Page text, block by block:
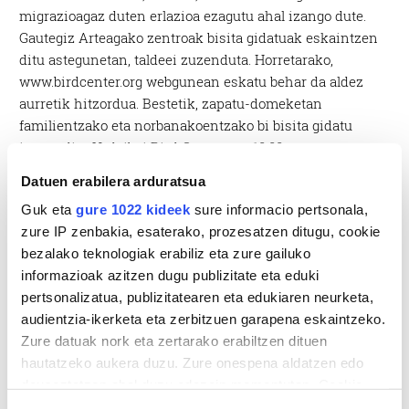
Datuen erabilera arduratsua
Guk eta gure 1022 kideek sure informacio pertsonala,
zure IP zenbakia, esaterako, prozesatzen ditugu, cookie
bezalako teknologiak erabiliz eta zure gailuko
informazioak azitzen dugu publizitate eta eduki
pertsonalizatua, publizitatearen eta edukiaren neurketa,
audientzia-ikerketa eta zerbitzuen garapena eskaintzeko.
Zure datuak nork eta zertarako erabiltzen dituen
hautatzeko aukera duzu. Zure onespena aldatzen edo
migrazioagaz duten erlazioa ezagutu ahal izango dute.
Gautegiz Arteagako zentroak bisita gidatuak eskaintzen
ditu astegunetan, taldeei zuzenduta. Horretarako,
www.birdcenter.org webgunean eskatu behar da aldez
aurretik hitzordua. Bestetik, zapatu-domeketan
familientzako eta norbanakoentzako bi bisita gidatu
izaten dira Urdaibai Bird Centerren: 10:00etan eta
daukate bisita gidatuek.